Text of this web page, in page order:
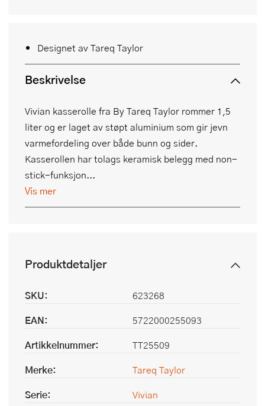
Designet av Tareq Taylor
Beskrivelse
Vivian kasserolle fra By Tareq Taylor rommer 1,5
liter og er laget av støpt aluminium som gir jevn
varmefordeling over både bunn og sider.
Kasserollen har tolags keramisk belegg med non-
stick-funksjon...
Vis mer
Produktdetaljer
SKU:
623268
EAN:
5722000255093
Artikkelnummer:
TT25509
Merke:
Tareq Taylor
Serie:
Vivian